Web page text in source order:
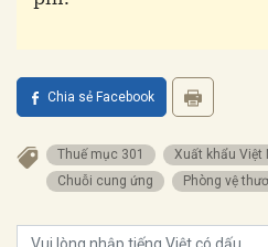
Chia sẻ Facebook
Thuế mục 301 Xuất khẩu Việt
Chuỗi cung ứng
Phòng vệ